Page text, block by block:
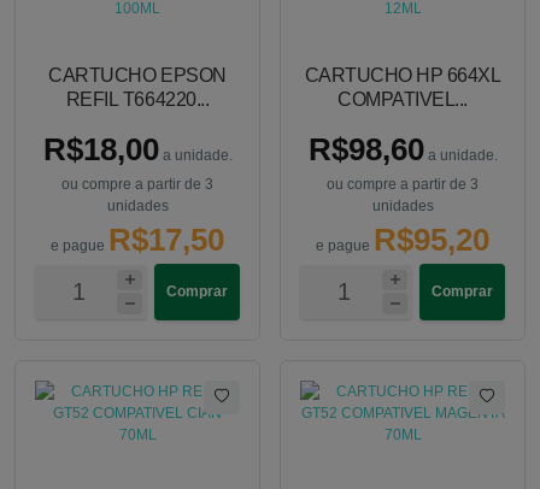
CARTUCHO EPSON
REFIL T664220...
R$18,00a unidade.
ou compre a partir de 3
unidades
e pague R$17,50
Comprar
CARTUCHO HP 664XL
COMPATIVEL...
R$98,60a unidade.
ou compre a partir de 3
unidades
e pague R$95,20
Comprar